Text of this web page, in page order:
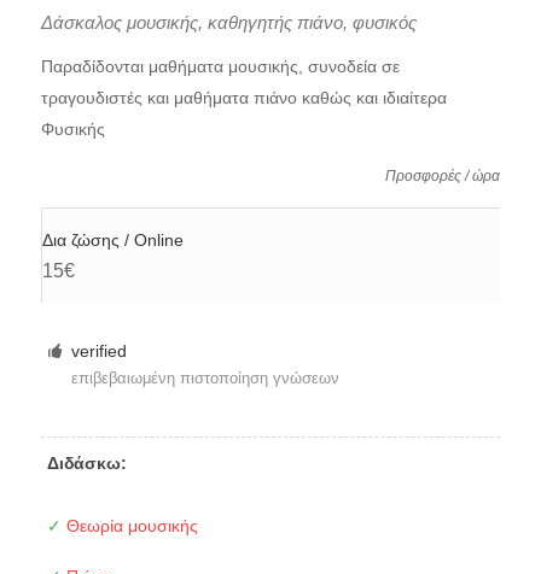
Δάσκαλος μουσικής, καθηγητής πιάνο, φυσικός
Παραδίδονται μαθήματα μουσικής, συνοδεία σε
τραγουδιστές και μαθήματα πιάνο καθώς και ιδιαίτερα
Φυσικής
Προσφορές / ώρα
Δια ζώσης / Online
15€
verified
επιβεβαιωμένη πιστοποίηση γνώσεων
Διδάσκω:
✓ Θεωρία μουσικής